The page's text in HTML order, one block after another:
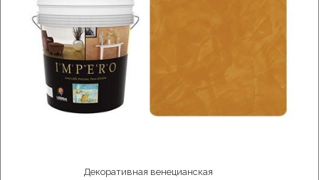
Декоративная венецианская